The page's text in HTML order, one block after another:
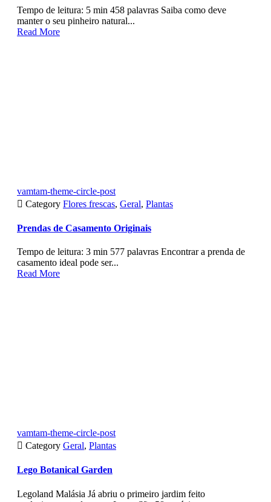
Tempo de leitura: 5 min 458 palavras Saiba como deve
manter o seu pinheiro natural...
Read More
vamtam-theme-circle-post
 Category Flores frescas, Geral, Plantas
Prendas de Casamento Originais
Tempo de leitura: 3 min 577 palavras Encontrar a prenda de
casamento ideal pode ser...
Read More
vamtam-theme-circle-post
 Category Geral, Plantas
Lego Botanical Garden
Legoland Malásia Já abriu o primeiro jardim feito